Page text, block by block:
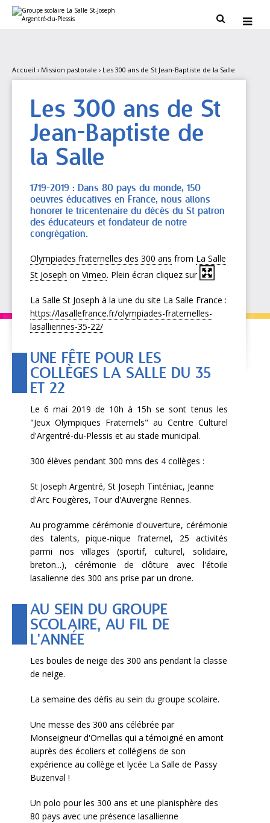
contenu.
personnels
 
Accueil › Mission pastorale › Les 300 ans de St Jean-Baptiste de la Salle
Les 300 ans de St
Jean-Baptiste de
la Salle
1719-2019 : Dans 80 pays du monde, 150
oeuvres éducatives en France, nous allons
honorer le tricentenaire du décès du St patron
des éducateurs et fondateur de notre
congrégation.
Olympiades fraternelles des 300 ans from La Salle
St Joseph on Vimeo. Plein écran cliquez sur
La Salle St Joseph à la une du site La Salle France :
https://lasallefrance.fr/olympiades-fraternelles-
lasalliennes-35-22/
UNE FÊTE POUR LES
COLLÈGES LA SALLE DU 35
ET 22
Le 6 mai 2019 de 10h à 15h se sont tenus les
"Jeux Olympiques Fraternels" au Centre Culturel
d'Argentré-du-Plessis et au stade municipal.
300 élèves pendant 300 mns des 4 collèges :
St Joseph Argentré, St Joseph Tinténiac, Jeanne
d'Arc Fougères, Tour d'Auvergne Rennes.
Au programme cérémonie d'ouverture, cérémonie
des talents, pique-nique fraternel, 25 activités
parmi nos villages (sportif, culturel, solidaire,
breton...), cérémonie de clôture avec l'étoile
lasalienne des 300 ans prise par un drone.
AU SEIN DU GROUPE
SCOLAIRE, AU FIL DE
L'ANNÉE
Les boules de neige des 300 ans pendant la classe
de neige.
La semaine des défis au sein du groupe scolaire.
Une messe des 300 ans célébrée par
Monseigneur d'Ornellas qui a témoigné en amont
auprès des écoliers et collégiens de son
expérience au collège et lycée La Salle de Passy
Buzenval !
Un polo pour les 300 ans et une planisphère des
80 pays avec une présence lasallienne